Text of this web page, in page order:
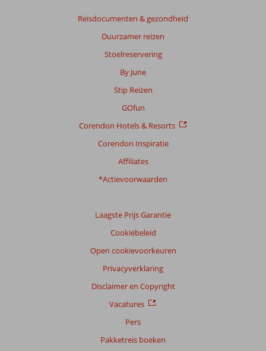
Reisdocumenten & gezondheid
Duurzamer reizen
Stoelreservering
By June
Stip Reizen
GOfun
Corendon Hotels & Resorts
Corendon Inspiratie
Affiliates
*Actievoorwaarden
Laagste Prijs Garantie
Cookiebeleid
Open cookievoorkeuren
Privacyverklaring
Disclaimer en Copyright
Vacatures
Pers
Pakketreis boeken